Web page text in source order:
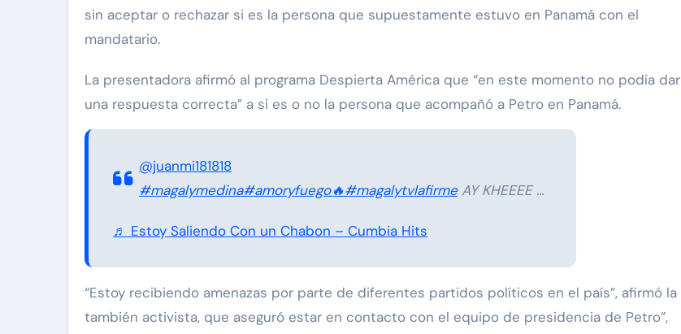
sin aceptar o rechazar si es la persona que supuestamente estuvo en Panamá con el
mandatario.
La presentadora afirmó al programa Despierta América que “en este momento no podía dar
una respuesta correcta” a si es o no la persona que acompañó a Petro en Panamá.
@juanmi181818
#magalymedina#amoryfuego🔥#magalytvlafirmeAY KHEEEE …
♬ Estoy Saliendo Con un Chabon – Cumbia Hits
“Estoy recibiendo amenazas por parte de diferentes partidos políticos en el país”, afirmó la
también activista, que aseguró estar en contacto con el equipo de presidencia de Petro”,
Revelamos la
Jay-Z reacciona a
Enrique Guzmán visita a